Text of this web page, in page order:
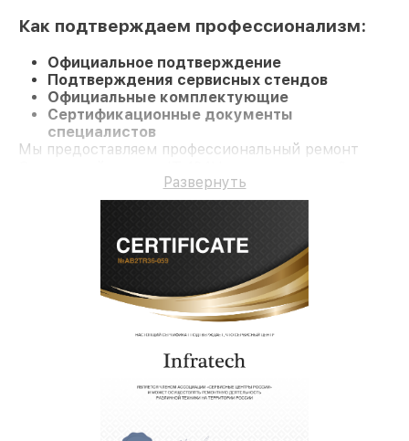
Как подтверждаем профессионализм:
Официальное подтверждение
Подтверждения сервисных стендов
Официальные комплектующие
Сертификационные документы
специалистов
Мы предоставляем профессиональный ремонт
Развернуть